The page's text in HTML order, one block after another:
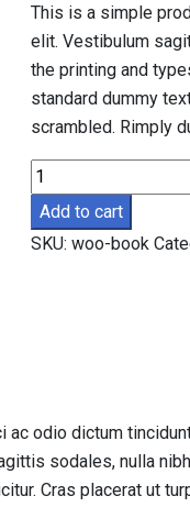
This is a simple
elit. Vestibulum
the printing and
standard dummy
scrambled. Rimply
Book
6
quantity
Add to cart
SKU:woo-book
odio dictum
sodales, nulla
Cras placerat ut